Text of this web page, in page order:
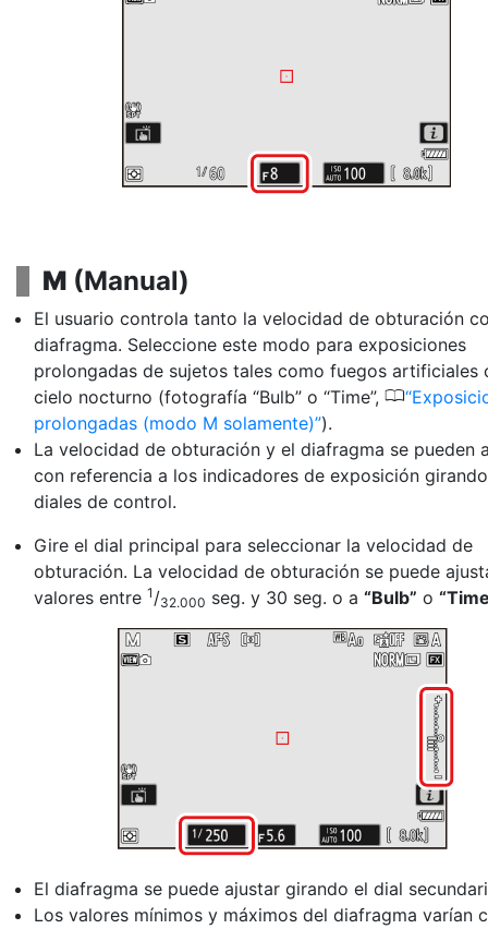
M (Manual)
El usuario controla tanto la velocidad de obturación
diafragma. Seleccione este modo para exposiciones
prolongadas de sujetos tales como fuegos artificiales
cielo nocturno (fotografía “Bulb” o “Time”, 0
prolongadas (modo M solamente) ).
La velocidad de obturación y el diafragma se pueden
con referencia a los indicadores de exposición
diales de control.
Gire el dial principal para seleccionar la velocidad de
obturación. La velocidad de obturación se puede
valores entre 1 /32.000 seg. y 30 seg. o a “Bulb” o
El diafragma se puede ajustar girando el dial
Los valores mínimos y máximos del diafragma varían